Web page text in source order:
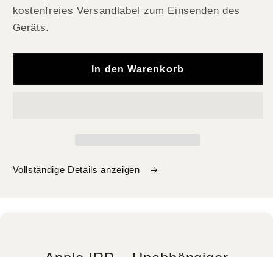
kostenfreies Versandlabel zum Einsenden des
Geräts.
In den Warenkorb
Vollständige Details anzeigen